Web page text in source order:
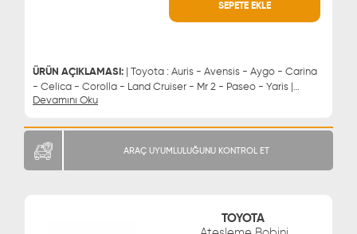
SEPETE EKLE
ÜRÜN AÇIKLAMASI: | Toyota : Auris - Avensis - Aygo - Carina
- Celica - Corolla - Land Cruiser - Mr 2 - Paseo - Yaris |
Citröen : C1 | Daihatsu : Applause | Peugeot : 107 - 108 | Aks
Devamını Oku
MÜŞTERİ HİZMETLERİ
ARAÇ UYUMLULUĞUNU KONTROL ET
TOYOTA